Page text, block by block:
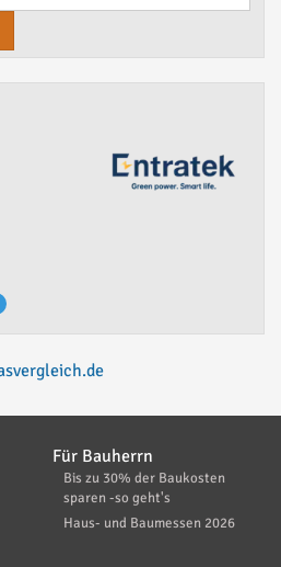
Für Bauherrn
Bis zu 30% der Baukosten
sparen -so geht's
Haus- und Baumessen 2026